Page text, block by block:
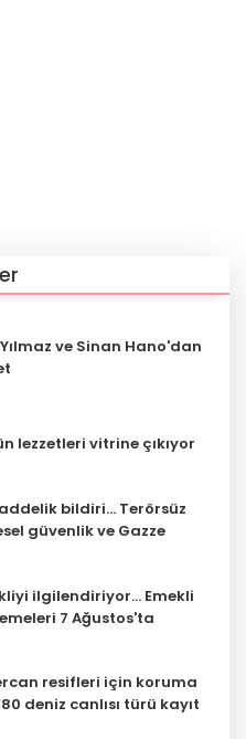
ve Sinan Hano'dan
lezzetleri vitrine çıkıyor
bildiri... Terörsüz
güvenlik ve Gazze
ilgilendiriyor... Emekli
7 Ağustos'ta
resifleri için koruma
deniz canlısı türü kayıt